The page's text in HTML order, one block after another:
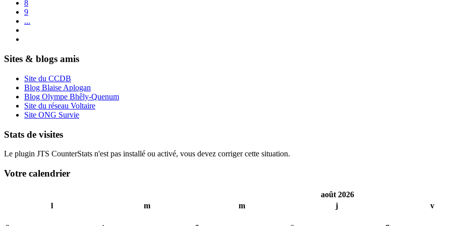
8
9
...
Sites & blogs amis
Site du CCDB
Blog Blaise Aplogan
Blog Olympe Bhêly-Quenum
Site du réseau Voltaire
Site ONG Survie
Stats de visites
Le plugin JTS CounterStats n'est pas installé ou activé, vous devez corriger cette situation.
Votre calendrier
août 2026
l
m m j v